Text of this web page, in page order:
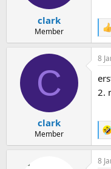
clark
Member
R
e
a
k
i
o
n
n
:
C
clark
Member
8
2.
R
e
a
k
8